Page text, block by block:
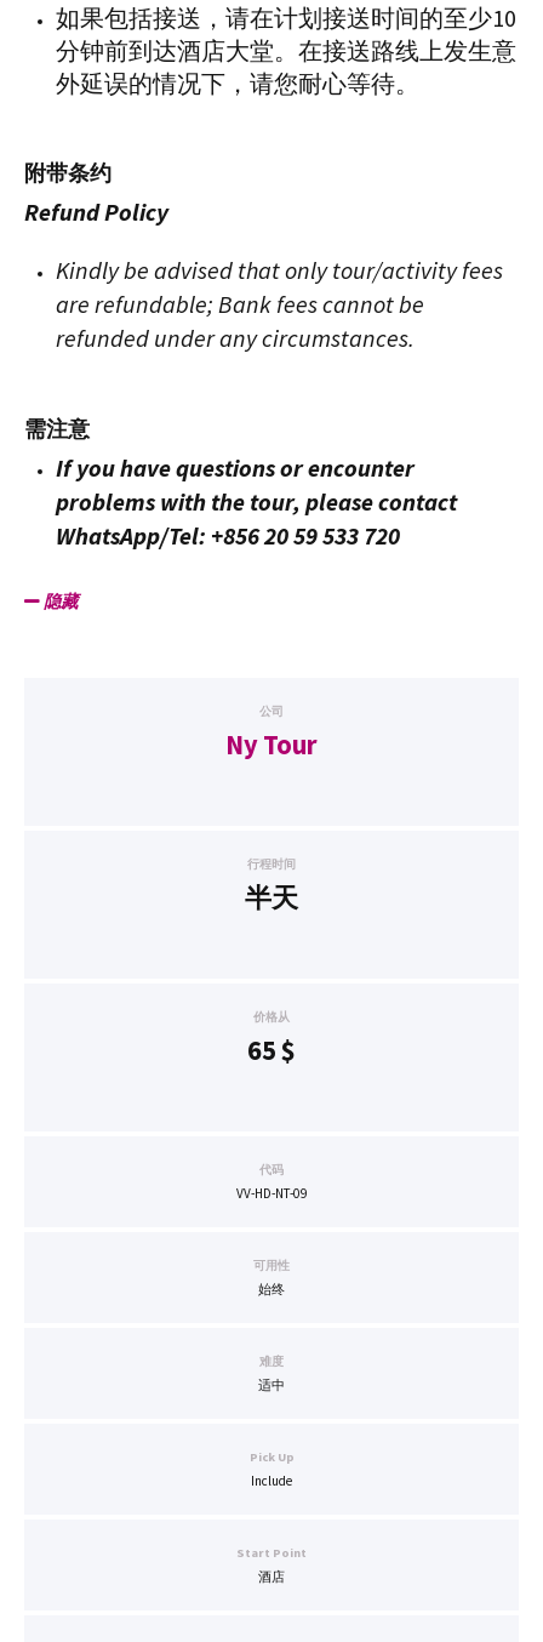
如果包括接送，请在计划接送时间的至少10
分钟前到达酒店大堂。在接送路线上发生意
外延误的情况下，请您耐心等待。
附带条约
Refund Policy
Kindly be advised that only tour/activity fees
are refundable; Bank fees cannot be
refunded under any circumstances.
需注意
If you have questions or encounter
problems with the tour, please contact
WhatsApp/Tel: +856 20 59 533 720
隐藏
公司
Ny Tour
行程时间
半天
价格从
65$
代码
VV-HD-NT-09
可用性
始终
难度
适中
Pick Up
Include
Start Point
酒店